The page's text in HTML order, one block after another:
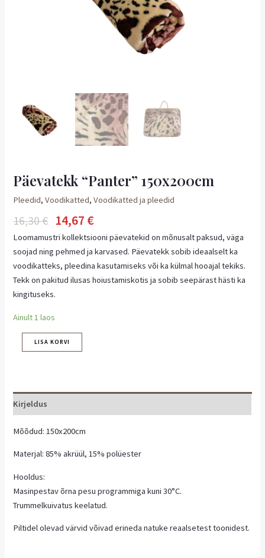
Päevatekk “Panter” 150x200cm
Pleedid,Voodikatted,Voodikatted ja pleedid
16,30€ 14,67 €
Loomamustri kollektsiooni päevatekid on mõnusalt paksud, väga
soojad ning pehmed ja karvased. Päevatekk sobib ideaalselt ka
voodikatteks, pleedina kasutamiseks või ka külmal hooajal tekiks.
Tekk on pakitud ilusas hoiustamiskotis ja sobib seepärast hästi ka
kingituseks.
Ainult 1 laos
LISA KORVI
Kirjeldus
Mõõdud: 150x200cm
Materjal: 85% akrüül, 15% polüester
Hooldus:
Masinpestav õrna pesu programmiga kuni 30°C.
Trummelkuivatus keelatud.
Piltidel olevad värvid võivad erineda natuke reaalsetest toonidest.